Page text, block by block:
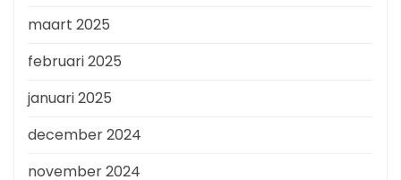
maart 2025
februari 2025
januari 2025
december 2024
november 2024